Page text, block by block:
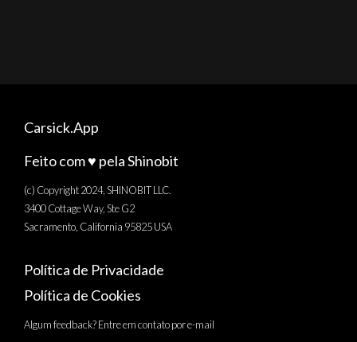
Carsick.App
Feito com ♥️ pela Shinobit
(c) Copyright 2024, SHINOBIT LLC.
3400 Cottage Way, Ste G2
Sacramento, California 95825 USA
Política de Privacidade
Política de Cookies
Algum feedback? Entre em contato por e-mail